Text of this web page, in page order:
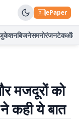
ePaper
बिजनेसमनोरंजनटेकऑटो
मजदूरों को
कही ये बात